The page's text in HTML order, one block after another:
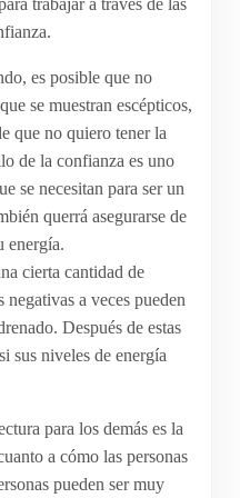
trabajar a través de las
es posible que no
se muestran escépticos,
que no quiero tener la
de la confianza es uno
se necesitan para ser un
querrá asegurarse de
energía.
cierta cantidad de
negativas a veces pueden
Después de estas
sus niveles de energía
para los demás es la
a cómo las personas
pueden ser muy